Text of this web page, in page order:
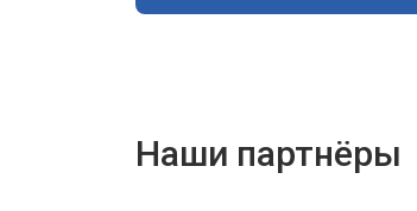
Наши партнёры